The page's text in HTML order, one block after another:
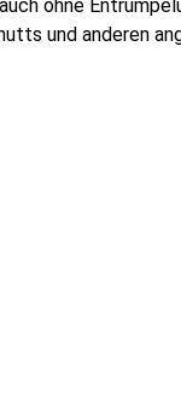
ohne
und anderen